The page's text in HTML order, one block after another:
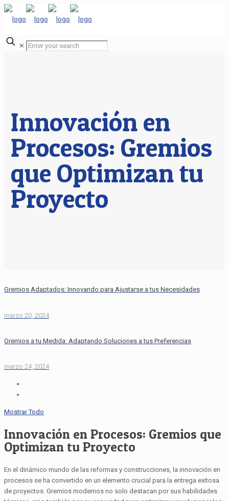
✕
Innovación en
Procesos: Gremios
que Optimizan tu
Proyecto
Gremios Adaptados: Innovando para Ajustarse a tus Necesidades
marzo 20, 2024
Gremios a tu Medida: Adaptando Soluciones a tus Preferencias
marzo 24, 2024
Mostrar Todo
Innovación en Procesos: Gremios que
Optimizan tu Proyecto
En el dinámico mundo de las reformas y construcciones, la innovación en
procesos se ha convertido en un elemento crucial para la entrega exitosa
de proyectos. Gremios modernos no solo destacan por sus habilidades